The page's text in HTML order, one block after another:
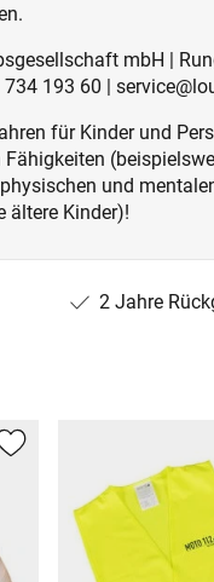
mbH |
193 60 |
für Kinder und
und
ältere Kinder)!
2 Jahre